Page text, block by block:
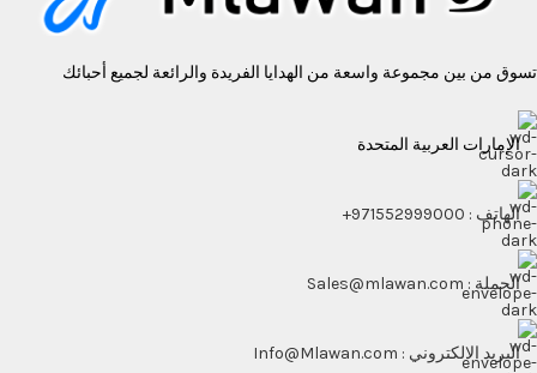
تسوق من بين مجموعة واسعة من الهدايا الفريدة والرائعة لجميع أحبائك
الإمارات العربية المتحدة
الهاتف : 971552999000+
الجملة : Sales@mlawan.com
البريد الالكتروني : Info@Mlawan.com